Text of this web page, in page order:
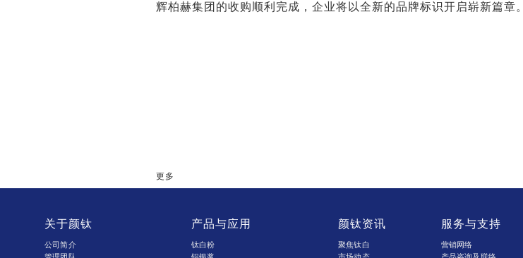
辉柏赫集团的收购顺利完成，企业将以全新的品牌标识开启崭新篇章。
更多
关于颜钛
公司简介
产品与应用
钛白粉
颜钛资讯
聚焦钛白
服务与支持
营销网络